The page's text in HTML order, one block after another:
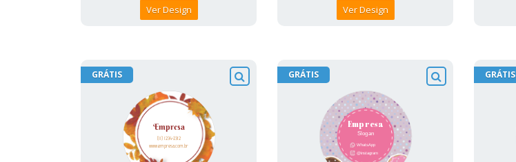
Ver Design Ver Design
GRÁTIS GRÁTIS GRÁTIS